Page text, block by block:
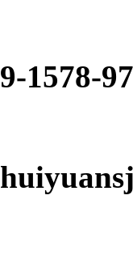
1578-